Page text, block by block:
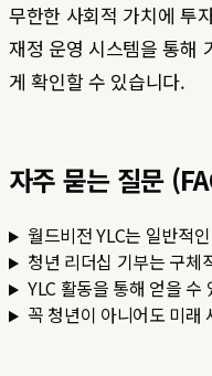
무한한 사회적 가치에 투
재정 운영 시스템을 통해
게 확인할 수 있습니다.
자주 묻는 질문
월드비전 YLC는 일반적
청년 리더십 기부는 구체
YLC 활동을 통해 얻을 수
꼭 청년이 아니어도 미래